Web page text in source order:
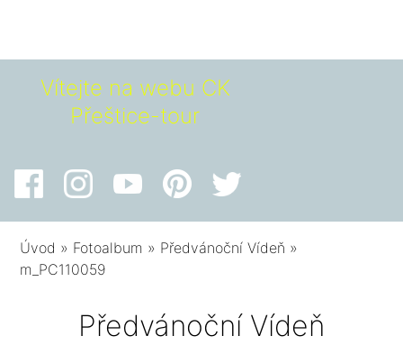
Vítejte na webu CK
Přeštice-tour
Úvod » Fotoalbum » Předvánoční Vídeň »
m_PC110059
Předvánoční Vídeň